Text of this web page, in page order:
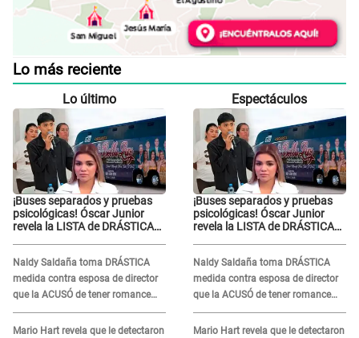
Lo más reciente
Lo último
¡Buses separados y pruebas
psicológicas! Óscar Junior
revela la LISTA de DRÁSTICAS
en 'La Bella Luz' tras caso
Naldy Saldaña
Naldy Saldaña toma DRÁSTICA
medida contra esposa de director
que la ACUSÓ de tener romance
con él: "Muy triste..."
Mario Hart revela que le detectaron
Espectáculos
¡Buses separados y pruebas
psicológicas! Óscar Junior
revela la LISTA de DRÁSTICAS
en 'La Bella Luz' tras caso
Naldy Saldaña
Naldy Saldaña toma DRÁSTICA
medida contra esposa de director
que la ACUSÓ de tener romance
con él: "Muy triste..."
Mario Hart revela que le detectaron